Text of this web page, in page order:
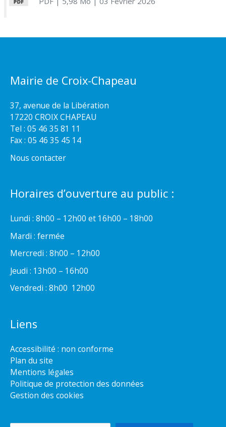
Mairie de Croix-Chapeau
37, avenue de la Libération
17220 CROIX CHAPEAU
Tel : 05 46 35 81 11
Fax : 05 46 35 45 14
Nous contacter
Horaires d’ouverture au public :
Lundi : 8h00 – 12h00 et 16h00 – 18h00
Mardi : fermée
Mercredi : 8h00 – 12h00
Jeudi : 13h00 – 16h00
Vendredi : 8h00  12h00
Liens
Accessibilité : non conforme
Plan du site
Mentions légales
Politique de protection des données
Gestion des cookies